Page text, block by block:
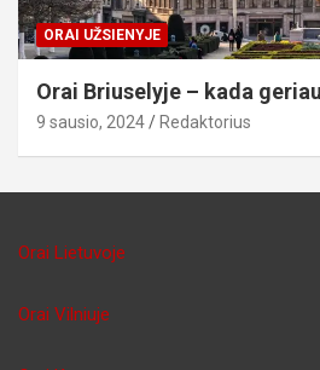
ORAI UŽSIENYJE
Orai Briuselyje – kada
9 sausio, 2024 Redaktorius
Orai Lietuvoje
Orai Vilniuje